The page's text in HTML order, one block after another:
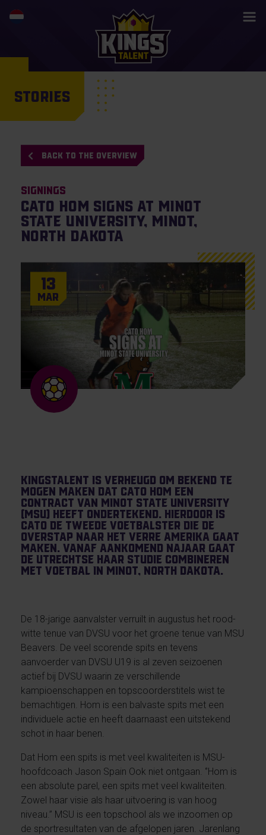
STORIES
BACK TO THE OVERVIEW
Signings
Cato Hom signs at Minot
State University, Minot,
North Dakota
13
Mar
KingsTalent is verheugd om bekend te
mogen maken dat Cato Hom een
contract van Minot State University
(MSU) heeft ondertekend. Hierdoor is
Cato de tweede voetbalster die de
overstap naar het verre Amerika gaat
maken. Vanaf aankomend najaar gaat
de Utrechtse haar studie combineren
met voetbal in Minot, North Dakota.
De 18-jarige aanvalster verruilt in augustus het rood-
witte tenue van DVSU voor het groene tenue van MSU
Beavers. De veel scorende spits en tevens
aanvoerder van DVSU U19 is al zeven seizoenen
actief bij DVSU waarin ze verschillende
kampioenschappen en topscoorderstitels wist te
bemachtigen. Hom is een balvaste spits met een
individuele actie en heeft daarnaast een uitstekend
schot in haar benen.
Dat Hom een spits is met veel kwaliteiten is MSU-
hoofdcoach Jason Spain Ook niet ontgaan. ‘’Hom is
een absolute parel, een spits met veel kwaliteiten.
Zowel haar visie als haar uitvoering is van hoog
niveau.’’ MSU is een topschool als we inzoomen op
de sportresultaten van de afgelopen jaren. Jarenlang